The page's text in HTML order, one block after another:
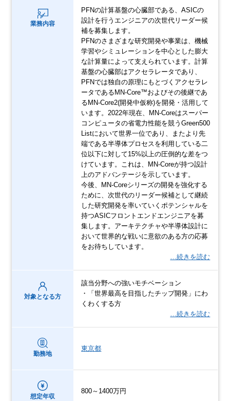
業務内容
PFNの計算基盤の心臓部である、ASICの
設計を行うエンジニアの次世代リーダー候
補を募集します。
PFNのさまざまな研究開発や事業は、機械
学習やシミュレーションを中心とした膨大
な計算量によって支えられています。計算
基盤の心臓部はアクセラレータであり、
PFNでは独自の原理にもとづくアクセラレ
ータであるMN-Core™およびその後継であ
るMN-Core2(開発中仮称)を開発・活用して
います。2022年現在、MN-Coreはスーパー
コンピュータの省電力性能を競うGreen500
Listにおいて世界一位であり、またより先
端である半導体プロセスを利用している二
位以下に対して15%以上の圧倒的な差をつ
けています。これは、MN-Coreが持つ設計
上のアドバンテージを示しています。
今後、MN-Coreシリーズの開発を強化する
ために、次世代のリーダー候補として継続
した研究開発を率いていくポテンシャルを
持つASICフロントエンドエンジニアを募
集します。アーキテクチャや半導体設計に
おいて世界的な戦いに意欲のある方の応募
をお待ちしています。
…続きを読む
対象となる方
該当分野への強いモチベーション
・「世界最高を目指したチップ開発」にわ
くわくする方
…続きを読む
勤務地
東京都
想定年収
800～1400万円